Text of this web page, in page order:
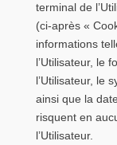
terminal de
(ci-après «
informations
l’Utilisateur, le
l’Utilisateur, le
ainsi que la
risquent en
l’Utilisateur.